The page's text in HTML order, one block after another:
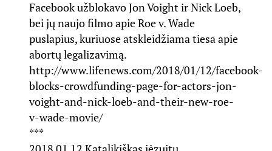
Facebook užblokavo Jon Voight ir Nick Loeb,
bei jų naujo filmo apie Roe v. Wade
puslapius, kuriuose atskleidžiama tiesa apie
abortų legalizavimą.
http://www.lifenews.com/2018/01/12/facebook-
blocks-crowdfunding-page-for-actors-jon-
voight-and-nick-loeb-and-their-new-roe-
v-wade-movie/
***